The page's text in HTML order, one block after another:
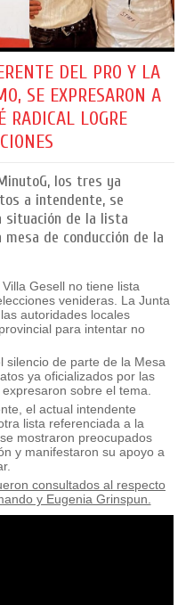
DEL PRO Y LA
SE EXPRESARON A
RADICAL LOGRE
los tres ya
a intendente, se
situación de la lista
de conducción de la
Gesell no tiene lista
venideras. La Junta
autoridades locales
para intentar no
silencio de parte de la Mesa
ya oficializados por las
sobre el tema.
el actual intendente
lista referenciada a la
mostraron preocupados
y manifestaron su apoyo a
consultados al respecto
y Eugenia Grinspun.